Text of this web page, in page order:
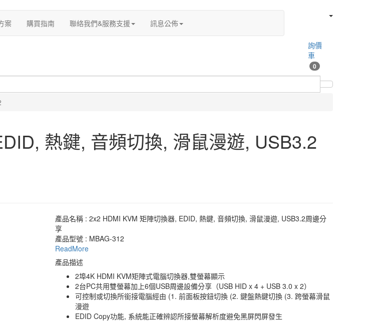
案 購買指南 聯絡我們&服務支援 訊息公佈
詢價
車
0
熱鍵, 音頻切換, 滑鼠漫遊, USB3.2
產品名稱 : 2x2 HDMI KVM 矩陣切換器, EDID, 熱鍵, 音頻切換, 滑鼠漫遊, USB3.2周邊分
享
產品型號 : MBAG-312
ReadMore
產品描述
2埠4K HDMI KVM矩陣式電腦切換器,雙螢幕顯示
2台PC共用雙螢幕加上6個USB周邊設備分享（USB HID x 4 + USB 3.0 x 2）
可控制或切換所銜接電腦經由 (1. 前面板按鈕切換 (2. 鍵盤熱鍵切換 (3. 跨螢幕滑鼠
漫遊
EDID Copy功能, 系統能正確辨認所接螢幕解析度避免黑屏閃屏發生